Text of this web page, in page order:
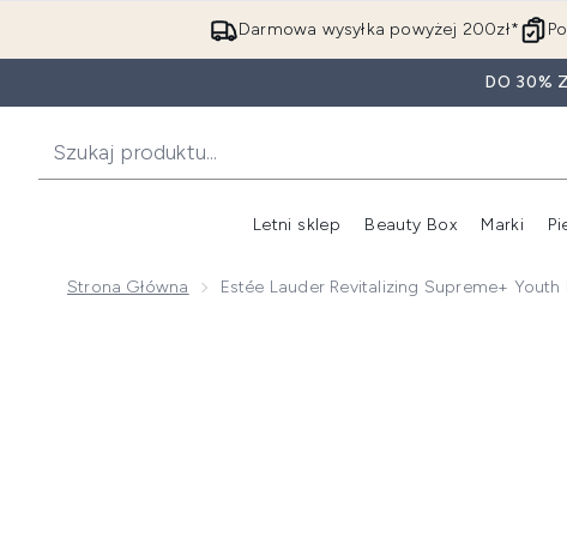
Darmowa wysyłka powyżej 200zł*
DO 30%
Letni sklep Beauty Box Marki
Strona Główna Estée Lauder Revitalizing Supreme+